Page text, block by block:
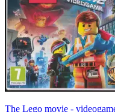
The Lego movie -